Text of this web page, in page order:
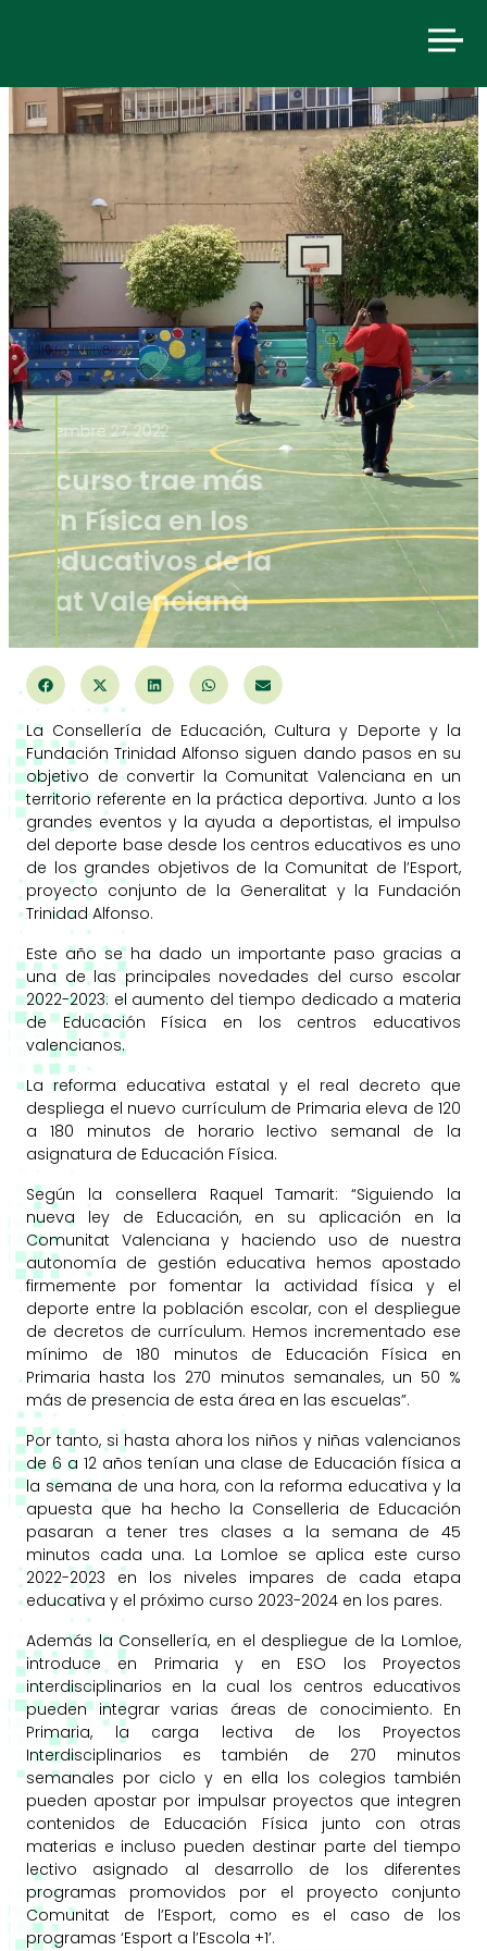
septiembre 27, 2022
El nuevo curso trae más
Educación Física en los
centros educativos de la
Comunitat Valenciana
La Consellería de Educación, Cultura y Deporte y la
Fundación Trinidad Alfonso siguen dando pasos en su
objetivo de convertir la Comunitat Valenciana en un
territorio referente en la práctica deportiva. Junto a los
grandes eventos y la ayuda a deportistas, el impulso
del deporte base desde los centros educativos es uno
de los grandes objetivos de la Comunitat de l’Esport,
proyecto conjunto de la Generalitat y la Fundación
Trinidad Alfonso.
Este año se ha dado un importante paso gracias a
una de las principales novedades del curso escolar
2022-2023: el aumento del tiempo dedicado a materia
de Educación Física en los centros educativos
valencianos.
La reforma educativa estatal y el real decreto que
despliega el nuevo currículum de Primaria eleva de 120
a 180 minutos de horario lectivo semanal de la
asignatura de Educación Física.
Según la consellera Raquel Tamarit: “Siguiendo la
nueva ley de Educación, en su aplicación en la
Comunitat Valenciana y haciendo uso de nuestra
autonomía de gestión educativa hemos apostado
firmemente por fomentar la actividad física y el
deporte entre la población escolar, con el despliegue
de decretos de currículum. Hemos incrementado ese
mínimo de 180 minutos de Educación Física en
Primaria hasta los 270 minutos semanales, un 50 %
más de presencia de esta área en las escuelas”.
Por tanto, si hasta ahora los niños y niñas valencianos
de 6 a 12 años tenían una clase de Educación física a
la semana de una hora, con la reforma educativa y la
apuesta que ha hecho la Conselleria de Educación
pasaran a tener tres clases a la semana de 45
minutos cada una. La Lomloe se aplica este curso
2022-2023 en los niveles impares de cada etapa
educativa y el próximo curso 2023-2024 en los pares.
Además la Consellería, en el despliegue de la Lomloe,
introduce en Primaria y en ESO los Proyectos
interdisciplinarios en la cual los centros educativos
pueden integrar varias áreas de conocimiento. En
Primaria, la carga lectiva de los Proyectos
Interdisciplinarios es también de 270 minutos
semanales por ciclo y en ella los colegios también
pueden apostar por impulsar proyectos que integren
contenidos de Educación Física junto con otras
materias e incluso pueden destinar parte del tiempo
lectivo asignado al desarrollo de los diferentes
programas promovidos por el proyecto conjunto
Comunitat de l’Esport, como es el caso de los
programas ‘Esport a l’Escola +1’.